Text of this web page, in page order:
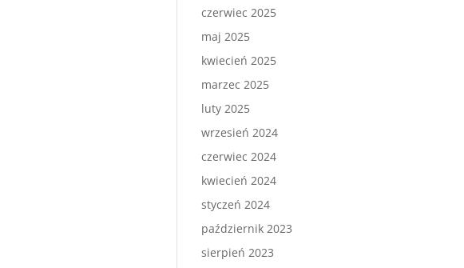
czerwiec 2025
maj 2025
kwiecień 2025
marzec 2025
luty 2025
wrzesień 2024
czerwiec 2024
kwiecień 2024
styczeń 2024
październik 2023
sierpień 2023